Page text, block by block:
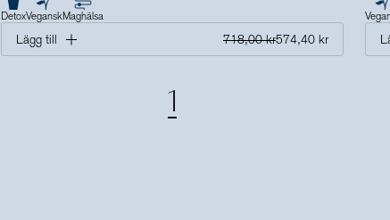
DetoxVeganskMaghälsa
Lägg till 718,00 kr574,40 kr
1